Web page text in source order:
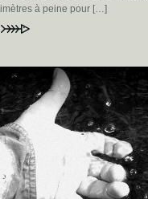
à peine pour […]